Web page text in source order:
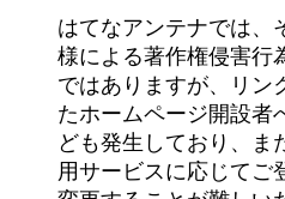
はてなアンテナでは、
様による著作権侵害行
ではありますが、リン
たホームページ開設者
ども発生しており、ま
用サービスに応じてご